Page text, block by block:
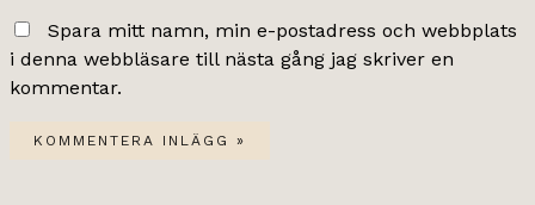
Spara mitt namn, min e-postadress och webbplats
i denna webbläsare till nästa gång jag skriver en
kommentar.